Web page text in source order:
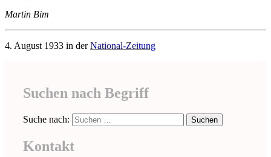
Martin Bim
4. August 1933 in derNational-Zeitung
Suchen nach Begriff
Suche nach:
Kontakt